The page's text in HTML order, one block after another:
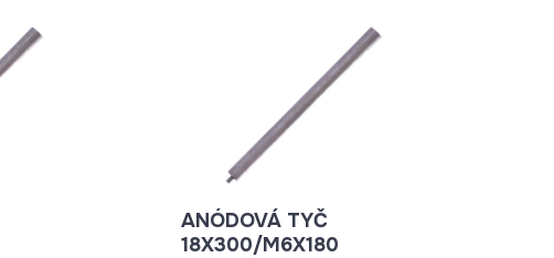
ANÓDOVÁ TYČ
18X300/M6X180